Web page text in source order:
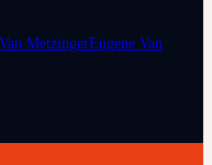
Eugene Van